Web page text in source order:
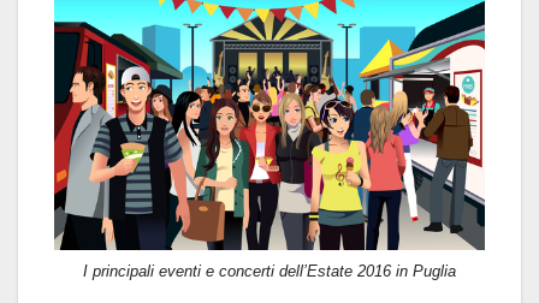
I principali eventi e concerti dell’Estate 2016 in Puglia